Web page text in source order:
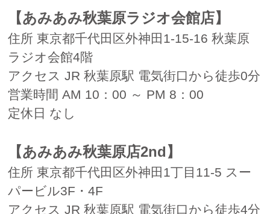
【あみあみ秋葉原ラジオ会館店】
住所 東京都千代田区外神田1-15-16 秋葉原
ラジオ会館4階
アクセス JR 秋葉原駅 電気街口から徒歩0分
営業時間 AM 10：00 ～ PM 8：00
定休日 なし
【あみあみ秋葉原店2nd】
住所 東京都千代田区外神田1丁目11-5 スー
パービル3F・4F
アクセス JR 秋葉原駅 電気街口から徒歩4分